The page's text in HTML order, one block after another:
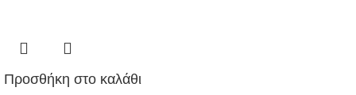
Προσθήκη στο καλάθι